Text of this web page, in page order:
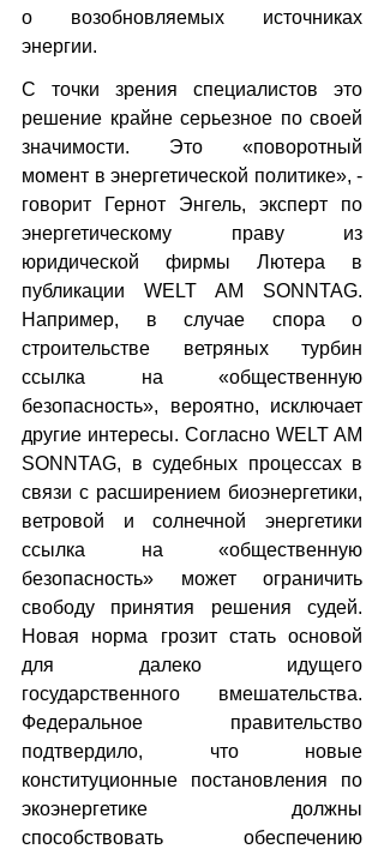
о возобновляемых источниках
энергии.
С точки зрения специалистов это
решение крайне серьезное по своей
значимости. Это «поворотный
момент в энергетической политике», -
говорит Гернот Энгель, эксперт по
энергетическому праву из
юридической фирмы Лютера в
публикации WELT AM SONNTAG.
Например, в случае спора о
строительстве ветряных турбин
ссылка на «общественную
безопасность», вероятно, исключает
другие интересы. Согласно WELT AM
SONNTAG, в судебных процессах в
связи с расширением биоэнергетики,
ветровой и солнечной энергетики
ссылка на «общественную
безопасность» может ограничить
свободу принятия решения судей.
Новая норма грозит стать основой
для далеко идущего
государственного вмешательства.
Федеральное правительство
подтвердило, что новые
конституционные постановления по
экоэнергетике должны
способствовать обеспечению